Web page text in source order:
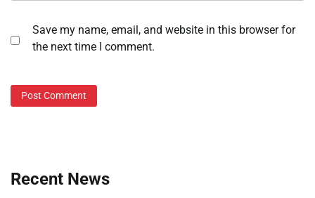
Save my name, email, and website in this browser for
the next time I comment.
Recent News